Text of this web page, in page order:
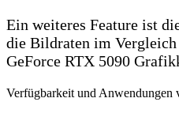
Ein weiteres Feature ist
die Bildraten im Vergleich
GeForce RTX 5090
Verfügbarkeit und Anwendungen